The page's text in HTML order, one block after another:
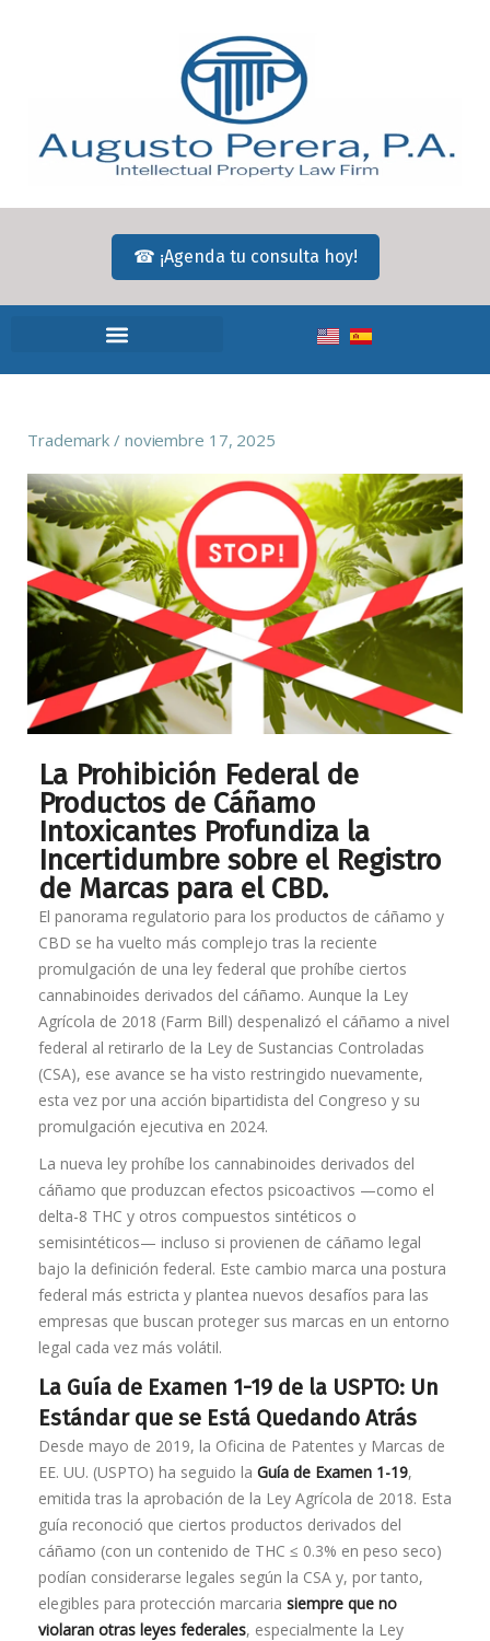
☎ ¡Agenda tu consulta hoy!
Trademark noviembre 17, 2025
La Prohibición Federal de
Productos de Cáñamo
Intoxicantes Profundiza la
Incertidumbre sobre el Registro
de Marcas para el CBD.
El panorama regulatorio para los productos de cáñamo y
CBD se ha vuelto más complejo tras la reciente
promulgación de una ley federal que prohíbe ciertos
cannabinoides derivados del cáñamo. Aunque la Ley
Agrícola de 2018 (Farm Bill) despenalizó el cáñamo a nivel
federal al retirarlo de la Ley de Sustancias Controladas
(CSA), ese avance se ha visto restringido nuevamente,
esta vez por una acción bipartidista del Congreso y su
promulgación ejecutiva en 2024.
La nueva ley prohíbe los cannabinoides derivados del
cáñamo que produzcan efectos psicoactivos —como el
delta-8 THC y otros compuestos sintéticos o
semisintéticos— incluso si provienen de cáñamo legal
bajo la definición federal. Este cambio marca una postura
federal más estricta y plantea nuevos desafíos para las
empresas que buscan proteger sus marcas en un entorno
legal cada vez más volátil.
La Guía de Examen 1-19 de la USPTO: Un
Estándar que se Está Quedando Atrás
Desde mayo de 2019, la Oficina de Patentes y Marcas de
EE. UU. (USPTO) ha seguido la Guía de Examen 1-19,
emitida tras la aprobación de la Ley Agrícola de 2018. Esta
guía reconoció que ciertos productos derivados del
cáñamo (con un contenido de THC ≤ 0.3% en peso seco)
podían considerarse legales según la CSA y, por tanto,
elegibles para protección marcaria siempre que no
violaran otras leyes federales, especialmente la Ley